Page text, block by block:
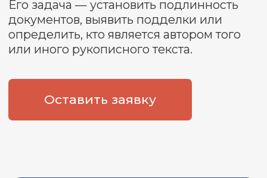
другим человеком, который
сознательно пытался имитировать
почерк умершего.